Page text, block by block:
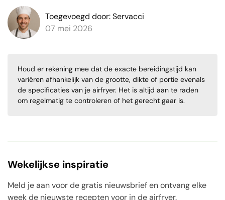
Toegevoegd door: Servacci
07 mei 2026
Houd er rekening mee dat de exacte bereidingstijd kan
variëren afhankelijk van de grootte, dikte of portie evenals
de specificaties van je airfryer. Het is altijd aan te raden
om regelmatig te controleren of het gerecht gaar is.
Wekelijkse inspiratie
Meld je aan voor de gratis nieuwsbrief en ontvang elke
week de nieuwste recepten voor in de airfryer.